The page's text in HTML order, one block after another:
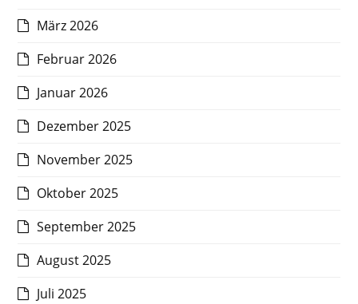
März 2026
Februar 2026
Januar 2026
Dezember 2025
November 2025
Oktober 2025
September 2025
August 2025
Juli 2025